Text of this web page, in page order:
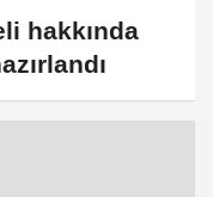
hakkında